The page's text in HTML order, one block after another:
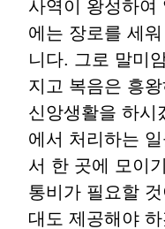
사역이 왕성하여
에는 장로를 세
니다. 그로 말미
지고 복음은 흥
신앙생활을 하시
에서 처리하는
서 한 곳에 모이
통비가 필요할
대도 제공해야